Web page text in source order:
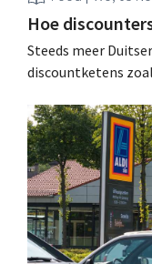
Hoe
Steeds meer
discountketens
stagneren of licht